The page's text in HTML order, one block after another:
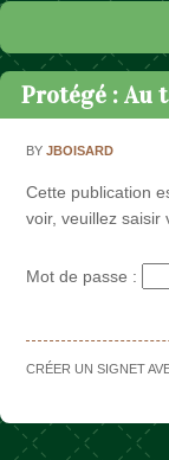
Passer au contenu
Protégé : Au
BYJBOISARD
Cette publication
voir, veuillez saisir
Mot de passe :
CRÉER UN SIGNET